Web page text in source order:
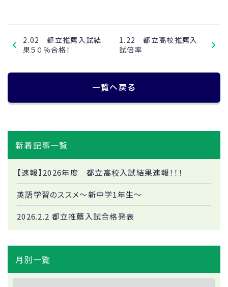
2.02 都立推薦入試結
果５０％合格！
1.22 都立高校推薦入
試倍率
一覧へ戻る
新着記事一覧
【速報】2026年度 都立高校入試結果速報！！！
英語学習のススメ～新中学1年生～
2026.2.2 都立推薦入試合格発表
月別一覧